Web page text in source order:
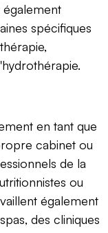
également
spécifiques
en tant que
cabinet ou
de la
ou
également
des cliniques